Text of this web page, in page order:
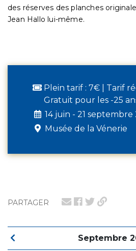
PARTAGER
Septembre
des réserves des planches
Jean Hallo lui-même.
Plein tarif : 7€ | Tarif
Gratuit pour les -25
14 juin - 21 septembre
Musée de la Vénerie